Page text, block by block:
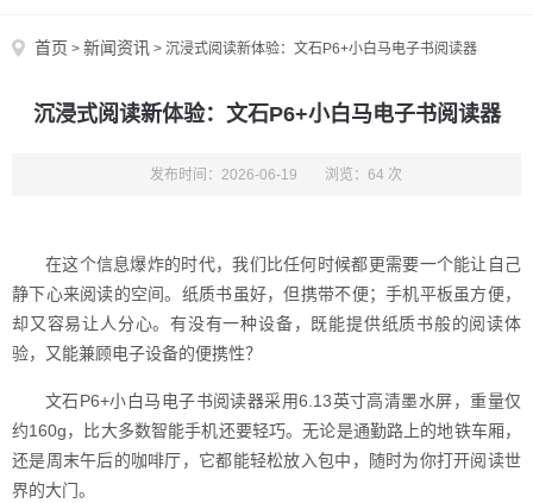
首页 > 新闻资讯 > 沉浸式阅读新体验：文石P6+小白马电子书阅读器
沉浸式阅读新体验：文石P6+小白马电子书阅读器
发布时间：2026-06-19 浏览：64 次
在这个信息爆炸的时代，我们比任何时候都更需要一个能让自己
静下心来阅读的空间。纸质书虽好，但携带不便；手机平板虽方便，
却又容易让人分心。有没有一种设备，既能提供纸质书般的阅读体
验，又能兼顾电子设备的便携性？
文石P6+小白马电子书阅读器采用6.13英寸高清墨水屏，重量仅
约160g，比大多数智能手机还要轻巧。无论是通勤路上的地铁车厢，
还是周末午后的咖啡厅，它都能轻松放入包中，随时为你打开阅读世
界的大门。